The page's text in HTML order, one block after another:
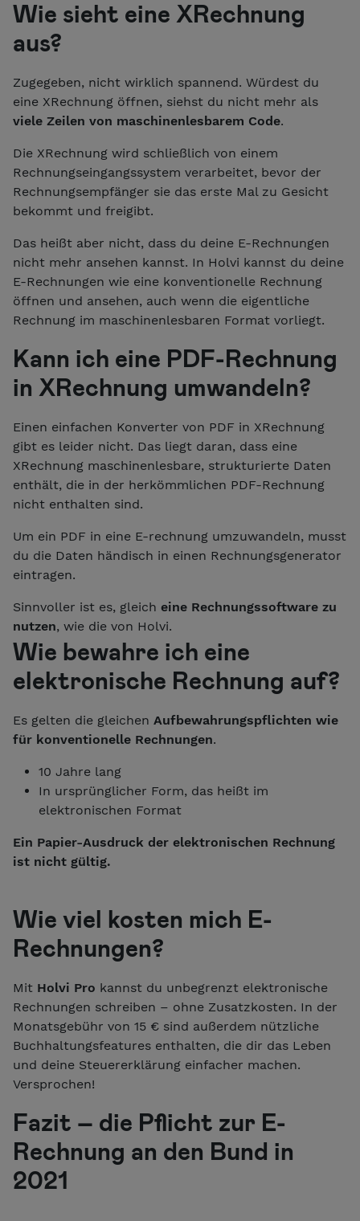
Wie sieht eine XRechnung
aus?
Zugegeben, nicht wirklich spannend. Würdest du
eine XRechnung öffnen, siehst du nicht mehr als
viele Zeilen von maschinenlesbarem Code.
Die XRechnung wird schließlich von einem
Rechnungseingangssystem verarbeitet, bevor der
Rechnungsempfänger sie das erste Mal zu Gesicht
bekommt und freigibt.
Das heißt aber nicht, dass du deine E-Rechnungen
nicht mehr ansehen kannst. In Holvi kannst du deine
E-Rechnungen wie eine konventionelle Rechnung
öffnen und ansehen, auch wenn die eigentliche
Rechnung im maschinenlesbaren Format vorliegt.
Kann ich eine PDF-Rechnung
in XRechnung umwandeln?
Einen einfachen Konverter von PDF in XRechnung
gibt es leider nicht. Das liegt daran, dass eine
XRechnung maschinenlesbare, strukturierte Daten
enthält, die in der herkömmlichen PDF-Rechnung
nicht enthalten sind.
Um ein PDF in eine E-rechnung umzuwandeln, musst
du die Daten händisch in einen Rechnungsgenerator
eintragen.
Sinnvoller ist es, gleich eine Rechnungssoftware zu
nutzen, wie die von Holvi.
Wie bewahre ich eine
elektronische Rechnung auf?
Es gelten die gleichen Aufbewahrungspflichten wie
für konventionelle Rechnungen.
10 Jahre lang
In ursprünglicher Form, das heißt im
elektronischen Format
Ein Papier-Ausdruck der elektronischen Rechnung
ist nicht gültig.
Wie viel kosten mich E-
Rechnungen?
Mit Holvi Pro kannst du unbegrenzt elektronische
Rechnungen schreiben – ohne Zusatzkosten. In der
Monatsgebühr von 15 € sind außerdem nützliche
Buchhaltungsfeatures enthalten, die dir das Leben
und deine Steuererklärung einfacher machen.
Versprochen!
Fazit – die Pflicht zur E-
Rechnung an den Bund in
2021